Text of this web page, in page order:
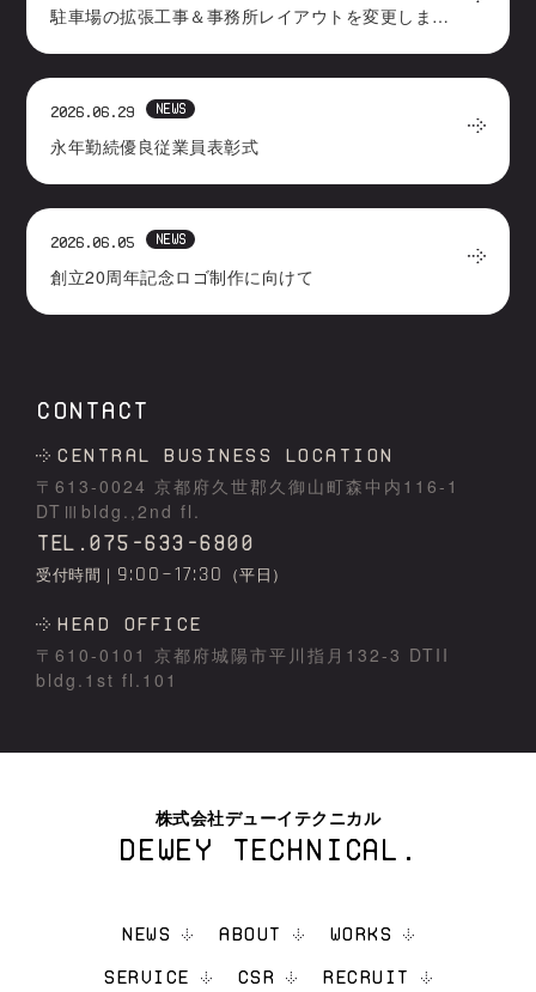
駐車場の拡張工事＆事務所レイアウトを変更しました
2026.06.29 NEWS
永年勤続優良従業員表彰式
2026.06.05 NEWS
創立20周年記念ロゴ制作に向けて
CONTACT
Central business location
〒613-0024 京都府久世郡久御⼭町森中内116-1
DTⅢbldg.,2nd fl.
TEL.075-633-6800
受付時間｜ 9:00~17:30 （平日）
HEAD OFFICE
〒610-0101 京都府城陽市平川指⽉132-3 DTII
bldg.1st fl.101
株式会社デューイテクニカル
DEWEY TECHNICAL.
NEWS ABOUT WORKS
SERVICE CSR RECRUIT